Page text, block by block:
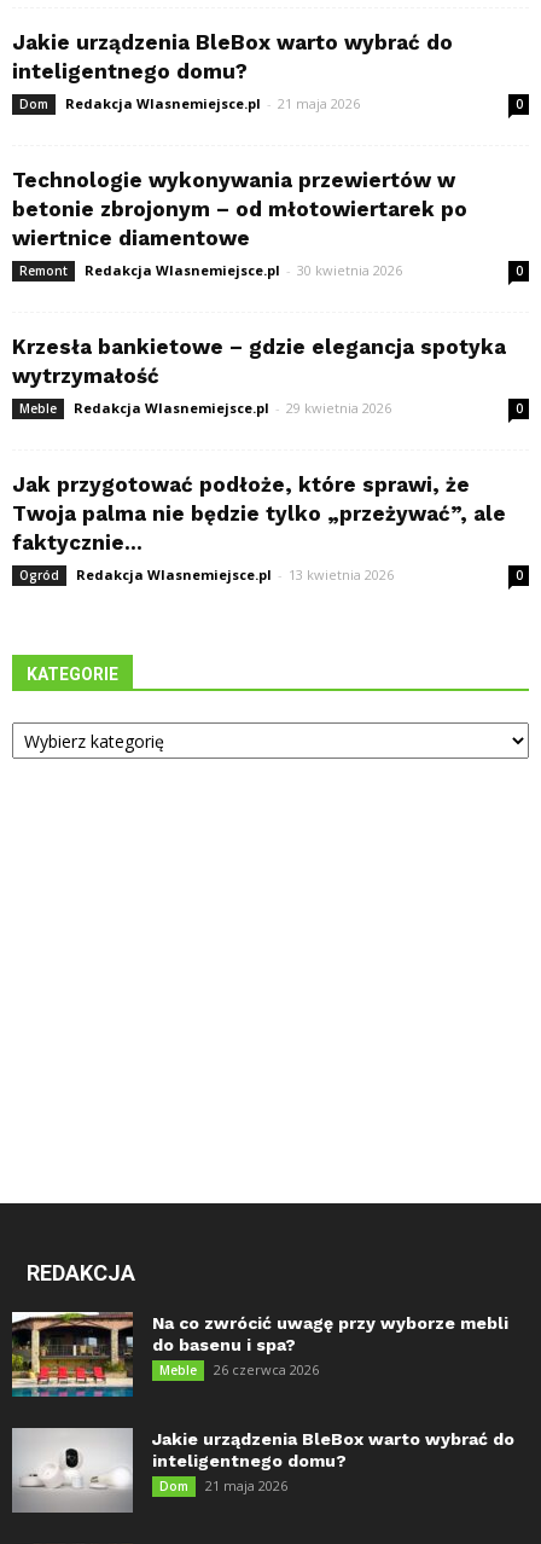
Jakie urządzenia BleBox warto wybrać do
inteligentnego domu?
Dom Redakcja Wlasnemiejsce.pl - 21 maja 2026 0
Technologie wykonywania przewiertów w
betonie zbrojonym – od młotowiertarek po
wiertnice diamentowe
Remont Redakcja Wlasnemiejsce.pl - 30 kwietnia 2026 0
Krzesła bankietowe – gdzie elegancja spotyka
wytrzymałość
Meble Redakcja Wlasnemiejsce.pl - 29 kwietnia 2026 0
Jak przygotować podłoże, które sprawi, że
Twoja palma nie będzie tylko „przeżywać”, ale
faktycznie...
Ogród Redakcja Wlasnemiejsce.pl - 13 kwietnia 2026 0
KATEGORIE
Kategorie
REDAKCJA
Na co zwrócić uwagę przy wyborze mebli
do basenu i spa?
Meble 26 czerwca 2026
Jakie urządzenia BleBox warto wybrać do
inteligentnego domu?
Dom 21 maja 2026